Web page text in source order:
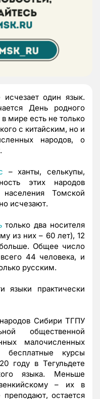
один язык.
День родного
мире есть не только
с китайским, но и
народов, о
– ханты, селькупы,
этих народов
Томской
исчезают.
только два носителя
из них – 60 лет), 12
Общее число
44 человека, и
русским.
языки практически
Сибири ТГПУ
общественной
малочисленных
бесплатные курсы
году в Тегульдете
языка. Меньше
– их в
остается